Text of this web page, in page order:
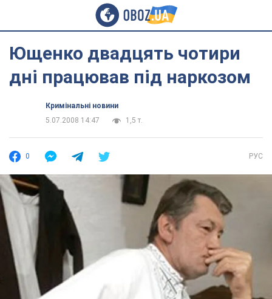
Ющенко двадцять чотири
дні працював під наркозом
Кримінальні новини
5.07.2008 14:47
1,5 т.
0 РУС